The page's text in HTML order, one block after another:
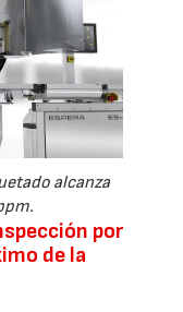
alcanza
por
de la